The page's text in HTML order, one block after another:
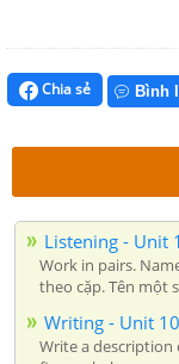
Chia sẻ Bình
Listening - Unit
Work in pairs.
theo cặp. Tên một
Writing - Unit
Write a description